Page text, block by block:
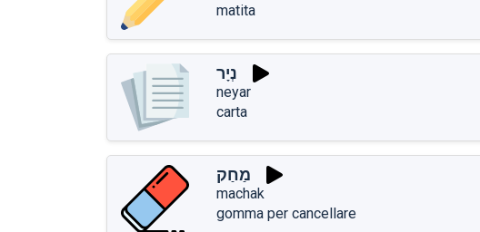
matita
נְיָר
neyar
carta
מַחַק
machak
gomma per cancellare